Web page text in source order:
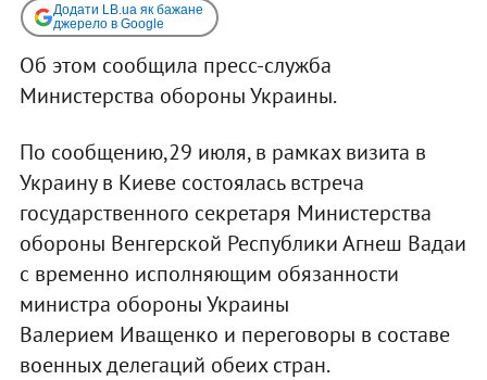
Додати LB.ua як бажане
джерело в Google
Об этом сообщила пресс-служба
Министерства обороны Украины.
По сообщению,29 июля, в рамках визита в
Украину в Киеве состоялась встреча
государственного секретаря Министерства
обороны Венгерской Республики Агнеш Вадаи
с временно исполняющим обязанности
министра обороны Украины
Валерием Иващенко и переговоры в составе
военных делегаций обеих стран.